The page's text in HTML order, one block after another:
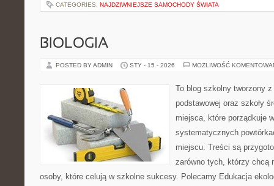
CATEGORIES: NAJDZIWNIEJSZE SAMOCHODY ŚWIATA
BIOLOGIA
POSTED BY ADMIN STY - 15 - 2026 MOŻLIWOŚĆ
To blog szkolny tworzony
podstawowej oraz szkoły
miejsca, które porządkuje
systematycznych
miejscu. Treści są
zarówno tych, którzy chcą
osoby, które celują w szkolne sukcesy. Polecamy Edukacja